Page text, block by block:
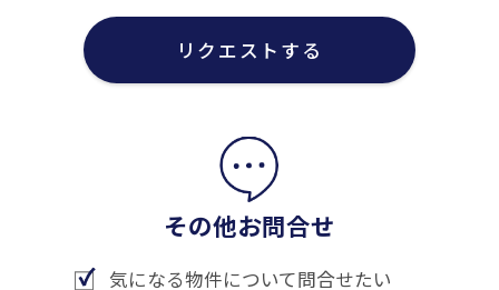
リクエストする
その他お問合せ
気になる物件について問合せたい